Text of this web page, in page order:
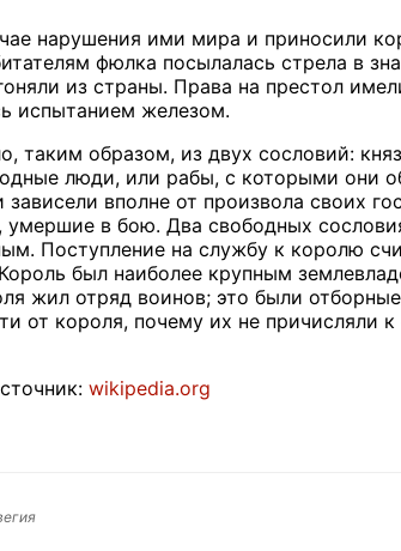
нарушения ими мира и приносили
фюлка посылалась стрела в
из страны. Права на престол
испытанием железом.
таким образом, из двух сословий:
люди, или рабы, с которыми они
вполне от произвола своих
в бою. Два свободных
Поступление на службу к королю
был наиболее крупным
жил отряд воинов; это были
от короля, почему их не причисляли
wikipedia.org